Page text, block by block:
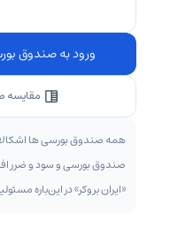
ورود به صندوق
مقایسه
همه صندوق بورسی ها
صندوق بورسی و سود و ضرر
«ایران بروکر» در این‌باره